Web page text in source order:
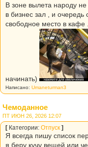
В зоне вылета народу
в бизнес зал , и
свободное место в
начинать)
Написано: Umaneturman3
Чемоданное
ПТ ИЮН 26, 2026 12:07
[ Категории: Отпуск ]
Я всегда пишу список
я беру кучу вещей или